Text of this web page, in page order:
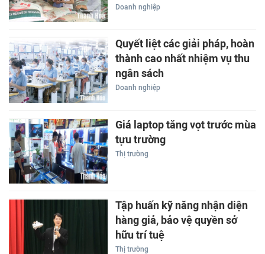
Doanh nghiệp
Quyết liệt các giải pháp, hoàn
thành cao nhất nhiệm vụ thu
ngân sách
Doanh nghiệp
Giá laptop tăng vọt trước mùa
tựu trường
Thị trường
Tập huấn kỹ năng nhận diện
hàng giả, bảo vệ quyền sở
hữu trí tuệ
Thị trường